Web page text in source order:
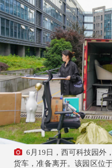
6月19日，西可科技园外
货车，准备离开。该园区位